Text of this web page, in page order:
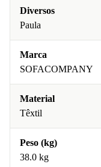
Diversos
Paula
Marca
SOFACOMPANY
Material
Têxtil
Peso (kg)
38.0 kg